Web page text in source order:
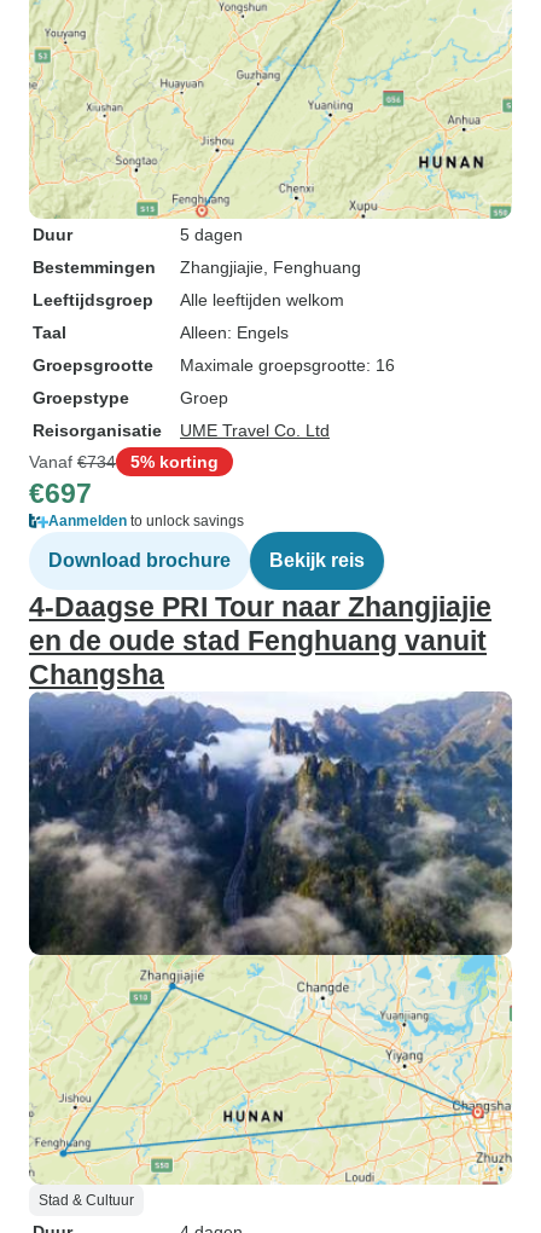
Duur
5 dagen
Bestemmingen
Zhangjiajie , Fenghuang
Leeftijdsgroep
Alle leeftijden welkom
Taal
Alleen: Engels
Groepsgrootte
Maximale groepsgrootte: 16
Groepstype
Groep
Reisorganisatie
UME Travel Co. Ltd
Vanaf €734 5% korting
€697
Aanmelden to unlock savings
Download brochure Bekijk reis
4-Daagse PRI Tour naar Zhangjiajie
en de oude stad Fenghuang vanuit
Changsha
Stad & Cultuur